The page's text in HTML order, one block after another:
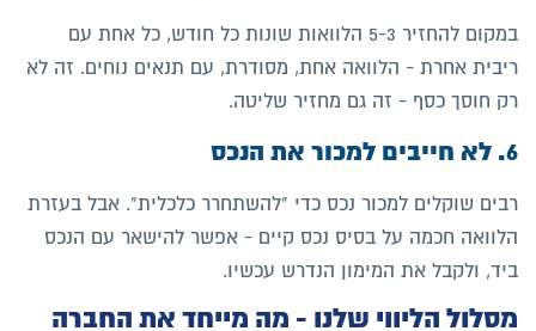
במקום להחזיר 5-3 הלוואות שונות כל חודש, כל אחת עם
ריבית אחרת - הלוואה אחת, מסודרת, עם תנאים נוחים. זה לא
רק חוסך כסף - זה גם מחזיר שליטה.
6. לא חייבים למכור את הנכס
רבים שוקלים למכור נכס כדי "להשתחרר כלכלית". אבל בעזרת
הלוואה חכמה על בסיס נכס קיים - אפשר להישאר עם הנכס
ביד, ולקבל את המימון הנדרש עכשיו.
מסלול הליווי שלנו - מה מייחד את החברה